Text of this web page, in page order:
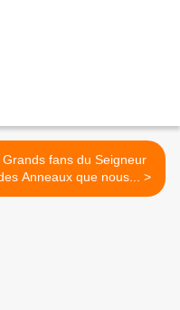
Grands fans du Seigneur
des Anneaux que nous... >